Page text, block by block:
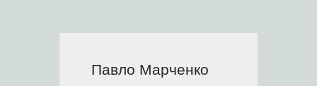
Павло Марченко